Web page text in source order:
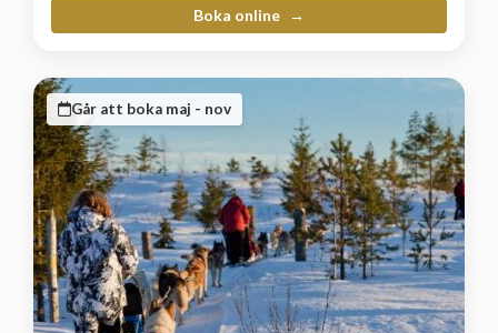
Boka online
Går att boka maj - nov